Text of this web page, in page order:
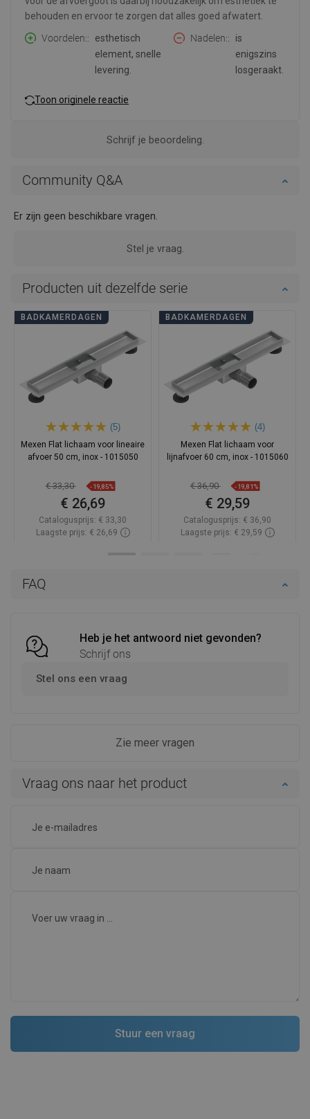
FAQ
Heb je het antwoord niet gevonden?
Schrijf ons
Stel ons een vraag
Zie meer vragen
behouden en ervoor te zorgen dat alles goed afwatert.
Voordelen:
esthetisch
element, snelle
levering.
Nadelen:
is
enigszins
losgeraakt.
Toon originele reactie
Schrijf je beoordeling.
Community Q&A
Er zijn geen beschikbare vragen.
Stel je vraag.
Vraag ons naar het product
Producten uit dezelfde serie
BADKAMERDAGEN
(5)
Mexen Flat lichaam voor lineaire
afvoer 50 cm, inox - 1015050
€ 33,30 -19,85%
€ 26,69
Catalogusprijs: € 33,30
Laagste prijs: € 26,69
BADKAMERDAGEN
(4)
Mexen Flat lichaam voor
lijnafvoer 60 cm, inox - 1015060
€ 36,90 -19,81%
€ 29,59
Catalogusprijs: € 36,90
Laagste prijs: € 29,59